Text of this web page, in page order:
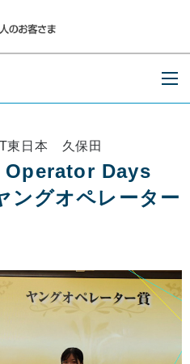
東日本 久保田
Operator Days
ングオペレーター